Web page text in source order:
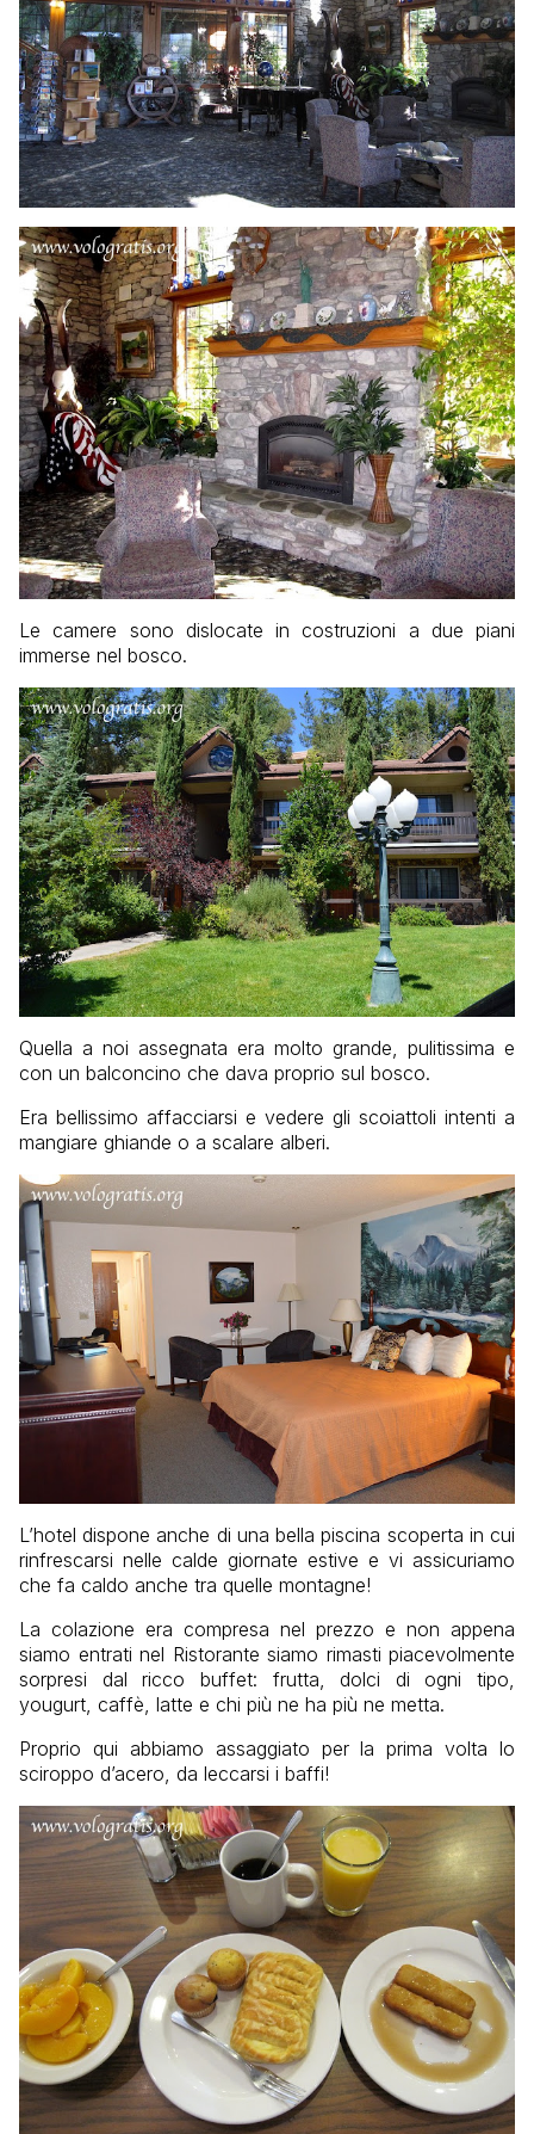
Le camere sono dislocate in costruzioni a due piani
immerse nel bosco.
Quella a noi assegnata era molto grande, pulitissima e
con un balconcino che dava proprio sul bosco.
Era bellissimo affacciarsi e vedere gli scoiattoli intenti a
mangiare ghiande o a scalare alberi.
L’hotel dispone anche di una bella piscina scoperta in cui
rinfrescarsi nelle calde giornate estive e vi assicuriamo
che fa caldo anche tra quelle montagne!
La colazione era compresa nel prezzo e non appena
siamo entrati nel Ristorante siamo rimasti piacevolmente
sorpresi dal ricco buffet: frutta, dolci di ogni tipo,
yougurt, caffè, latte e chi più ne ha più ne metta.
Proprio qui abbiamo assaggiato per la prima volta lo
sciroppo d’acero, da leccarsi i baffi!